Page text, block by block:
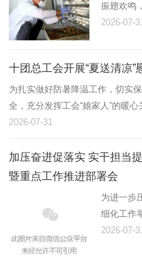
振翅欢鸣
近年来，
2026-07-
十团总工会开展“夏送清凉”
为扎实做好防暑降温工作，切实
全，充分发挥工会“娘家人”的暖
展2026年“夏送清凉”慰问活动，
2026-07-31
加压奋进促落实 实干担当
暨重点工作推进部署会
为进一步
细化工作
联组织召
2026-07-31